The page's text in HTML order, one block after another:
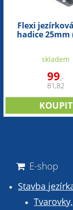
Flexi
hadice 25mm
skladem
99,-
81,82
E-shop
Stavba